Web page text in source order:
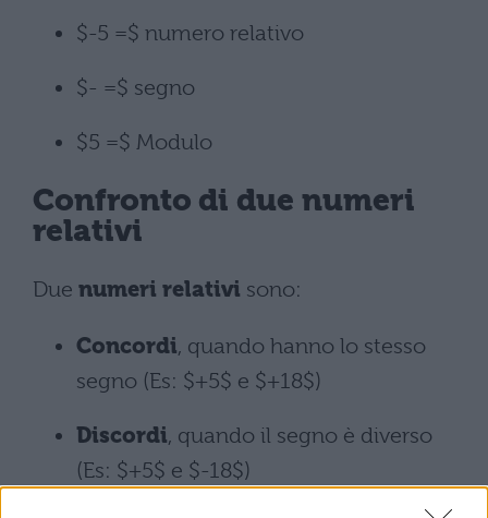
$-5 =$ numero relativo
$- =$ segno
$5 =$ Modulo
Confronto di due numeri
relativi
Due numeri relativi sono:
Concordi, quando hanno lo stesso
segno (Es: $+5$ e $+18$)
Discordi, quando il segno è diverso
(Es: $+5$ e $-18$)